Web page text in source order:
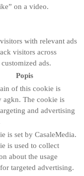
on a video.
with relevant ads
visitors across
ads.
Popis
of this cookie is
agkn. The cookie is
and advertising
is set by CasaleMedia.
is used to collect
about the usage
targeted advertising.